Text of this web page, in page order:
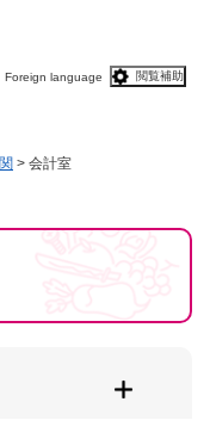
Foreign language 閲覧補助
> 会計室